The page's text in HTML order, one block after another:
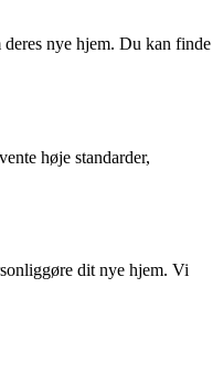
nye hjem. Du kan finde
høje standarder,
dit nye hjem. Vi